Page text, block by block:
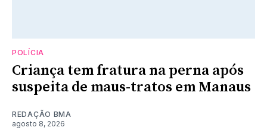
POLÍCIA
Criança tem fratura na perna após
suspeita de maus-tratos em Manaus
REDAÇÃO BMA
agosto 8, 2026